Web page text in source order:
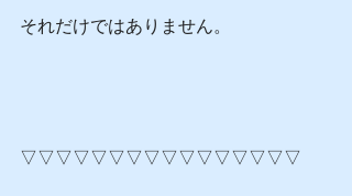
それだけではありません。
▽▽▽▽▽▽▽▽▽▽▽▽▽▽▽▽